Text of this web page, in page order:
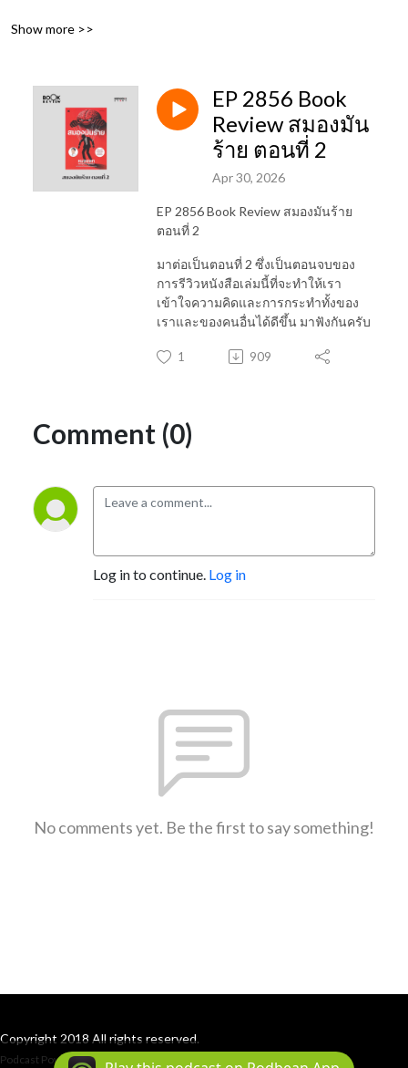
Show more >>
EP 2856 Book
Review สมองมัน
ร้าย ตอนที่ 2
Apr 30, 2026
EP 2856 Book Review สมองมันร้าย
ตอนที่ 2
มาต่อเป็นตอนที่ 2 ซึ่งเป็นตอนจบของ
การรีวิวหนังสือเล่มนี้ที่จะทำให้เรา
เข้าใจความคิดและการกระทำทั้งของ
เราและของคนอื่นได้ดีขึ้น มาฟังกันครับ
1 909
Comment (0)
Log in to continue. Log in
No comments yet. Be the first to say something!
Copyright 2018 All rights reserved.
Podcast Powered By Podbean